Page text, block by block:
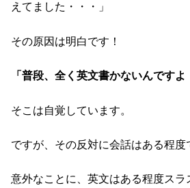
えてました・・・」
その原因は明白です！
「普段、全く英文書かないんですよ
そこは自覚しています。
ですが、その反対に会話はある程度
意外なことに、英文はある程度スラ